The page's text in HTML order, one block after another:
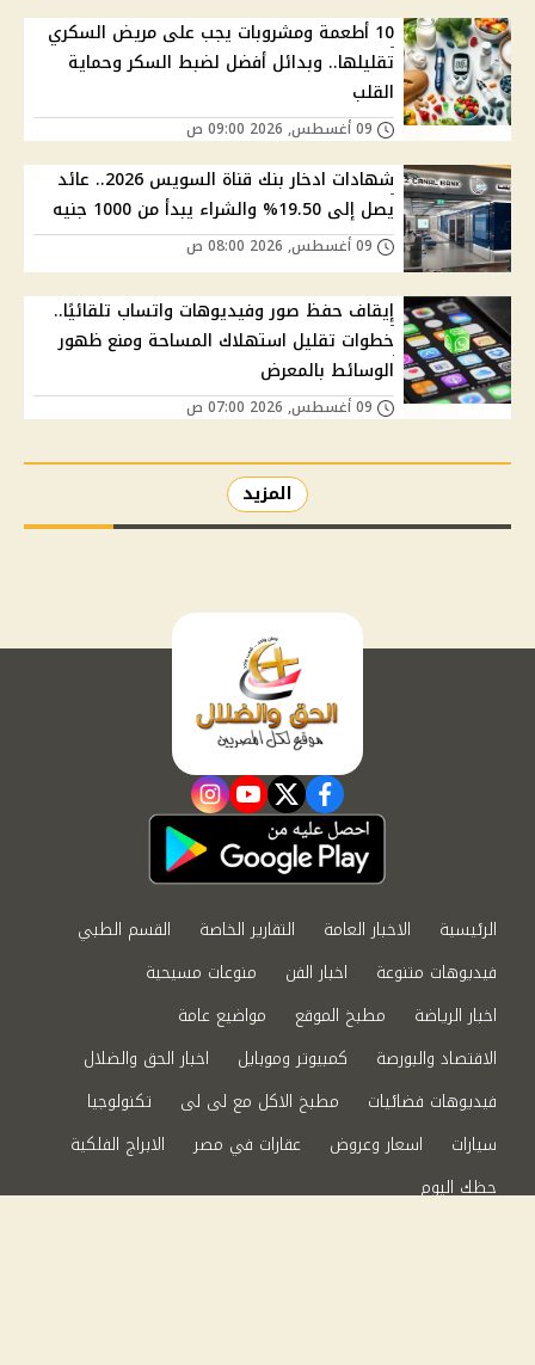
10 أطعمة ومشروبات يجب على مريض السكري
تقليلها.. وبدائل أفضل لضبط السكر وحماية
القلب
شهادات ادخار بنك قناة السويس 2026.. عائد
يصل إلى 19.50% والشراء يبدأ من 1000 جنيه
إيقاف حفظ صور وفيديوهات واتساب تلقائيًا..
خطوات تقليل استهلاك المساحة ومنع ظهور
الوسائط بالمعرض
المزيد
facebook
twitter
youtube
instagram
الرئيسية الاخبار العامة التقارير الخاصة
القسم الطبي
فيديوهات متنوعة
اخبار الفن
منوعات مسيحية
اخبار الرياضة
مطبخ الموقع
مواضيع عامة
الاقتصاد والبورصة
كمبيوتر وموبايل
اخبار الحق والضلال
فيديوهات فضائيات
مطبخ الاكل مع لى لى
تكنولوجيا
سيارات
اسعار وعروض عقارات في مصر
الابراج الفلكية
حظك اليوم